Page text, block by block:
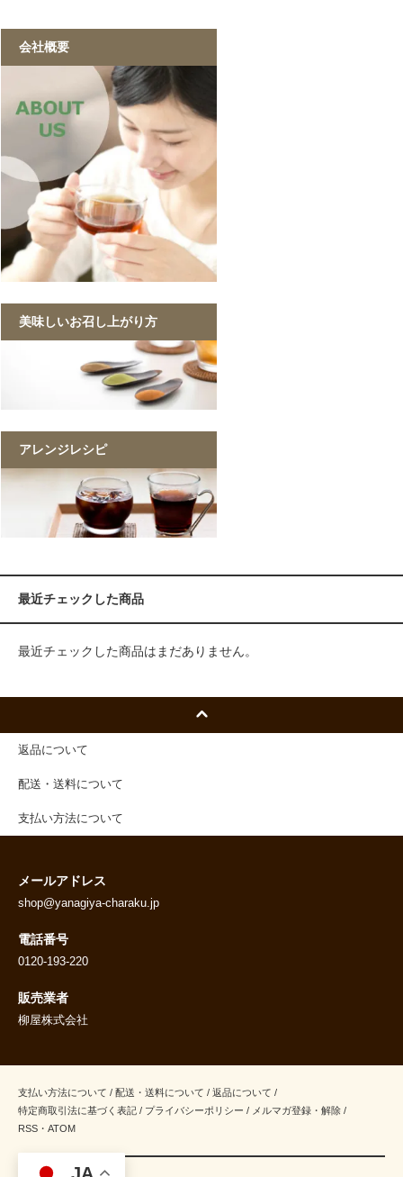
黒ウーロン茶 1kg
会社概要
美味しいお召し上がり方
アレンジレシピ
最近チェックした商品
最近チェックした商品はまだありません。
返品について
配送・送料について
支払い方法について
メールアドレス
shop@yanagiya-charaku.jp
電話番号
0120-193-220
販売業者
柳屋株式会社
支払い方法について / 配送・送料について / 返品について /
特定商取引法に基づく表記 / プライバシーポリシー / メルマガ登録・解除 /
RSS ・ ATOM